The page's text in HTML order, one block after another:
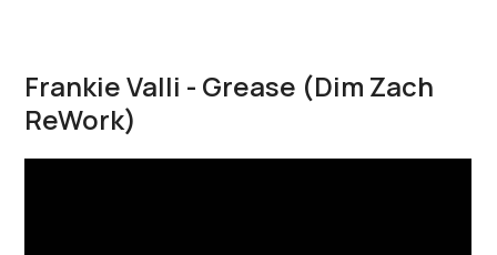
Frankie Valli - Grease (Dim Zach
ReWork)